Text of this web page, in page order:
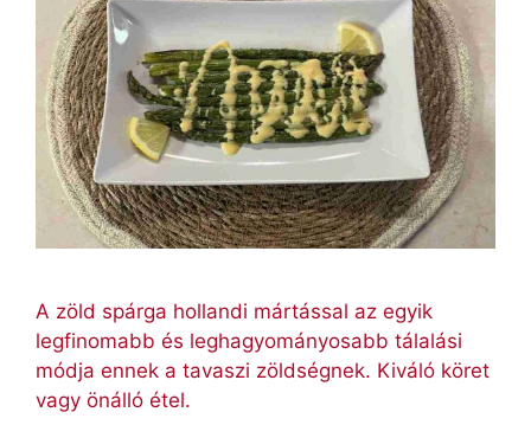
A zöld spárga hollandi mártással az egyik
legfinomabb és leghagyományosabb tálalási
módja ennek a tavaszi zöldségnek. Kiváló köret
vagy önálló étel.